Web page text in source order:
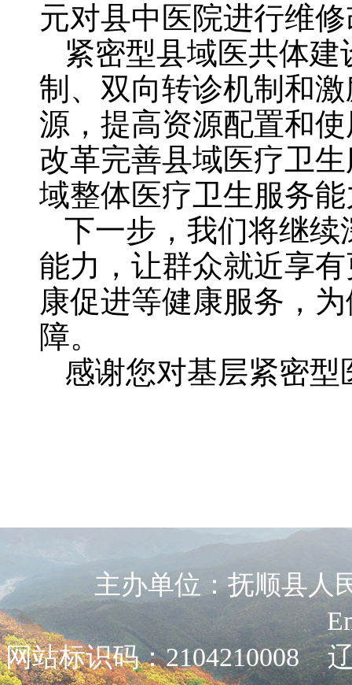
元对县中医院进行维
紧密型县域医共体
制、双向转诊机制和
源，提高资源配置和
改革完善县域医疗卫
域整体医疗卫生服务
下一步，我们将继
能力，让群众就近享
康促进等健康服务，
障。
感谢您对基层紧密
主办单位：抚顺县
网站标识码：2104210008